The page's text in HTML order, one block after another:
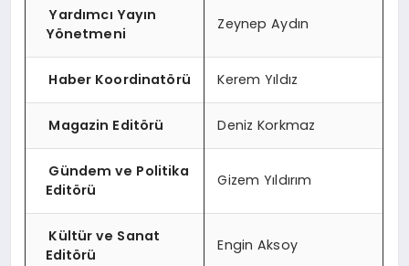
Yardımcı Yayın
Yönetmeni
Zeynep Aydın
Haber Koordinatörü Kerem Yıldız
Magazin Editörü Deniz Korkmaz
Gündem ve Politika
Editörü
Gizem Yıldırım
Kültür ve Sanat
Editörü
Engin Aksoy